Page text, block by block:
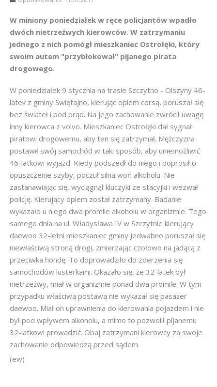
W miniony poniedziałek w ręce policjantów wpadło
dwóch nietrzeźwych kierowców. W zatrzymaniu
jednego z nich pomógł mieszkaniec Ostrołęki, który
swoim autem "przyblokował" pijanego pirata
drogowego.
W poniedziałek 9 stycznia na trasie Szczytno - Olszyny 46-
latek z gminy Świętajno, kierując oplem corsą, poruszał się
bez świateł i pod prąd. Na jego zachowanie zwrócił uwagę
inny kierowca z volvo. Mieszkaniec Ostrołęki dał sygnał
piratowi drogowemu, aby ten się zatrzymał. Mężczyzna
postawił swój samochód w taki sposób, aby uniemożliwić
46-latkowi wyjazd. Kiedy podszedł do niego i poprosił o
opuszczenie szyby, poczuł silną woń alkoholu. Nie
zastanawiając się, wyciągnął kluczyki ze stacyjki i wezwał
policję. Kierujący oplem został zatrzymany. Badanie
wykazało u niego dwa promile alkoholu w organizmie. Tego
samego dnia na ul. Władysława IV w Szczytnie kierujący
daewoo 32-letni mieszkaniec gminy Jedwabno poruszał się
niewłaściwą stroną drogi, zmierzając czołowo na jadącą z
przeciwka hondę. To doprowadziło do zderzenia się
samochodów lusterkami. Okazało się, że 32-latek był
nietrzeźwy, miał w organizmie ponad dwa promile. W tym
przypadku właściwą postawą nie wykazał się pasażer
daewoo. Miał on uprawnienia do kierowania pojazdem i nie
był pod wpływem alkoholu, a mimo to pozwolił pijanemu
32-latkowi prowadzić. Obaj zatrzymani kierowcy za swoje
zachowanie odpowiedzą przed sądem.
(ew)